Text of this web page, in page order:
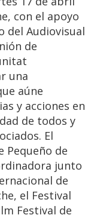
con el apoyo
del Audiovisual
de
una
aúne
y acciones en
de todos y
El
Pequeño de
junto
de
el Festival
Festival de